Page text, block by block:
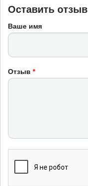
Оставить отзыв
Ваше имя
Отзыв *